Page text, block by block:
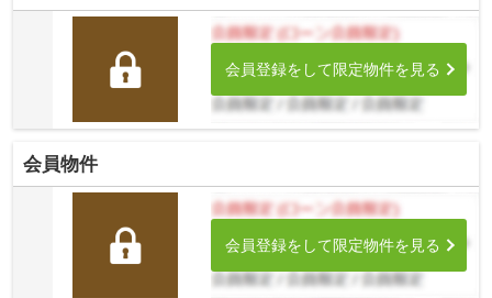
会員登録をして限定物件を見る
会員物件
会員登録をして限定物件を見る